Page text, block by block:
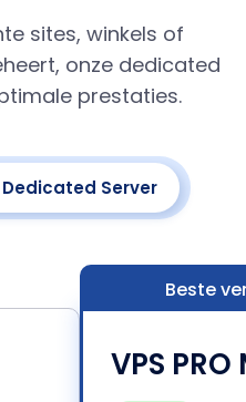
sites, winkels of
onze dedicated
prestaties.
Dedicated Server
Beste
VPS PRO